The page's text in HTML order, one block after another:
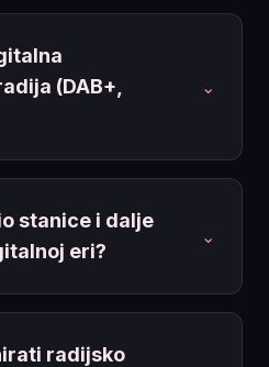
(DAB+,
⌄
stanice i dalje
eri?
⌄
radijsko